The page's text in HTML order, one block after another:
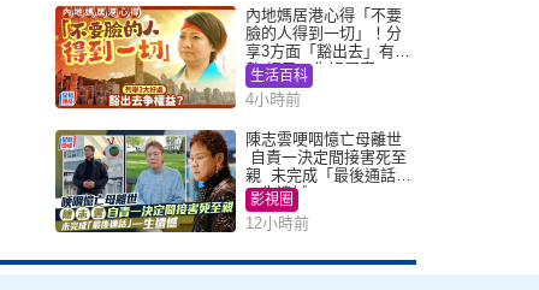
內地媽居港心得「不要
臉的人得到一切」！分
享3方面「豁出去」有著
數 網民：你好厲害
生活百科
4小時前
陳志雲哽咽憶亡母離世
自責一決定間接害死至
親 未完成「最後通話」
一生遺憾
影視圈
12小時前